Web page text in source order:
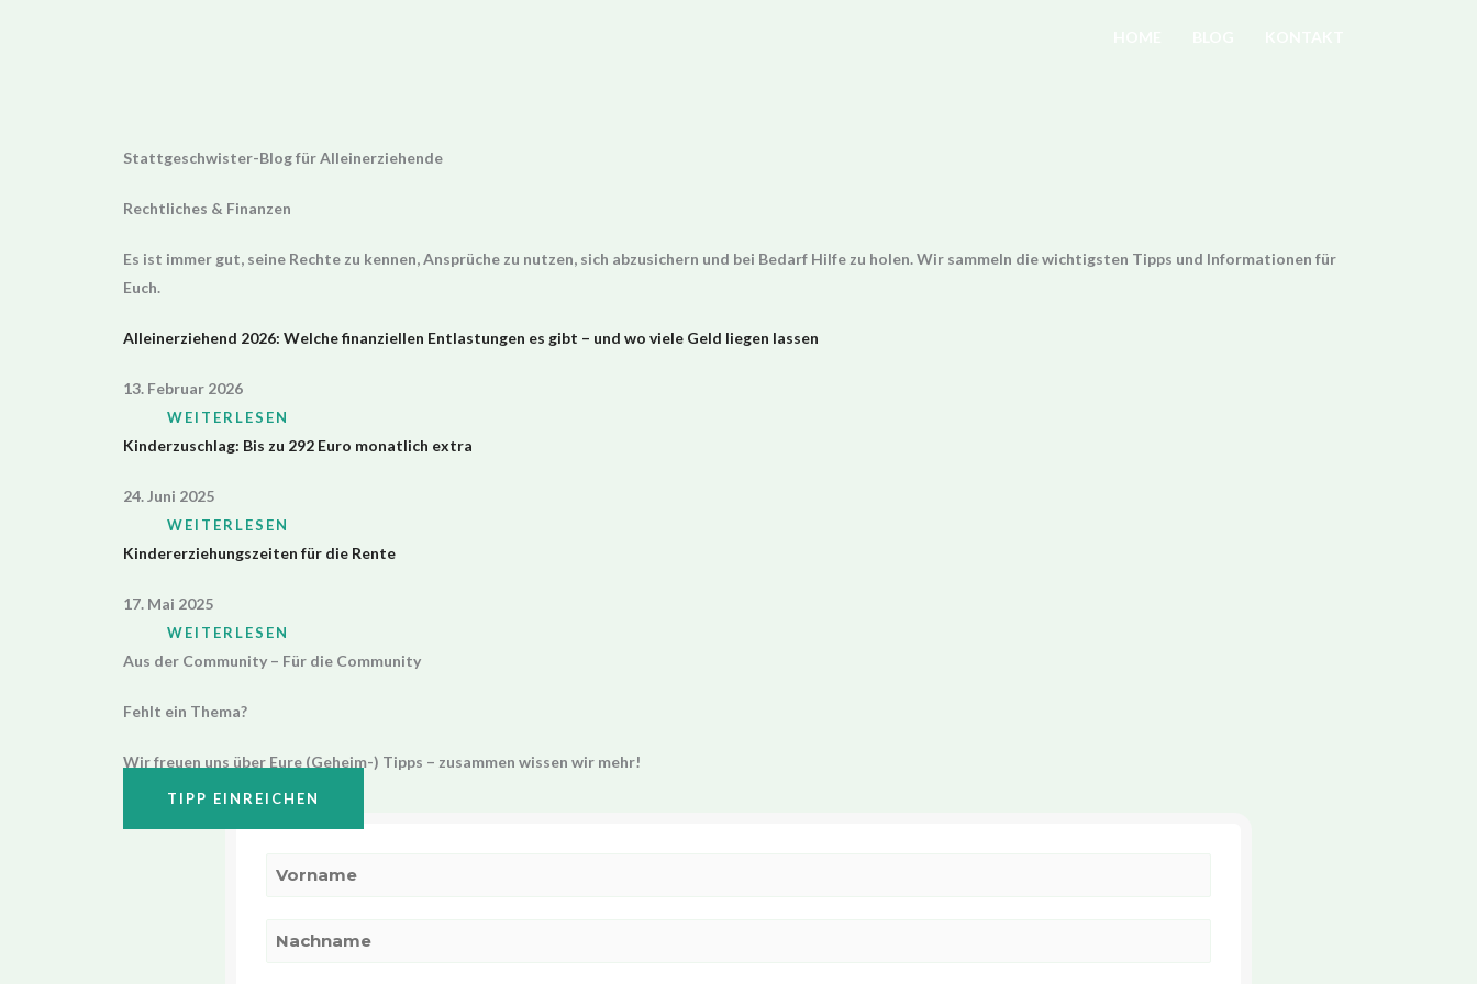
Stattgeschwister-Blog für Alleinerziehende
Rechtliches & Finanzen
Es ist immer gut, seine Rechte zu kennen, Ansprüche zu nutzen, sich abzusichern und bei Bedarf Hilfe zu holen. Wir sammeln die wichtigsten Tipps und Informationen für
Euch.
Alleinerziehend 2026: Welche finanziellen Entlastungen es gibt – und wo viele Geld liegen lassen
13. Februar 2026
WEITERLESEN
Kinderzuschlag: Bis zu 292 Euro monatlich extra
24. Juni 2025
WEITERLESEN
Kindererziehungszeiten für die Rente
17. Mai 2025
WEITERLESEN
Aus der Community – Für die Community
Fehlt ein Thema?
Wir freuen uns über Eure (Geheim-) Tipps – zusammen wissen wir mehr!
TIPP EINREICHEN